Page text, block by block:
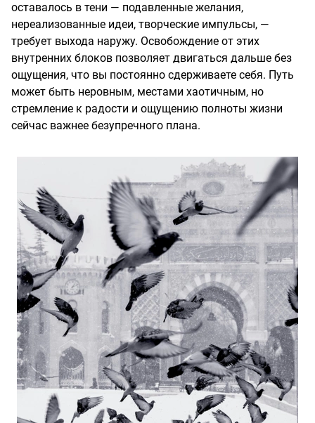
оставалось в тени — подавленные желания,
нереализованные идеи, творческие импульсы, —
требует выхода наружу. Освобождение от этих
внутренних блоков позволяет двигаться дальше без
ощущения, что вы постоянно сдерживаете себя. Путь
может быть неровным, местами хаотичным, но
стремление к радости и ощущению полноты жизни
сейчас важнее безупречного плана.